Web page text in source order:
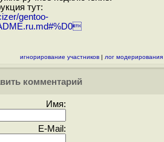
тут:
gentoo-
игнорирование участников | лог модерирования
комментарий
Имя:
E-Mail: